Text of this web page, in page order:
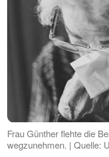
Frau Günther flehte die
wegzunehmen. | Quelle: